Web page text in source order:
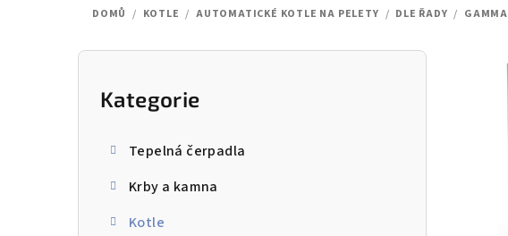
DOMŮ / KOTLE / AUTOMATICKÉ KOTLE NA PELETY / DLE ŘADY / GAMMA
P
Přeskočit
kategorie
Kategorie
Tepelná čerpadla
Krby a kamna
Kotle